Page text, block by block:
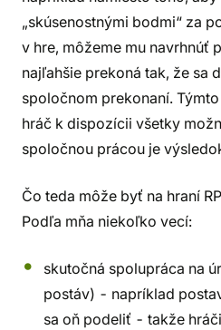
„skúsenostnými bodmi“ za
v hre, môžeme mu navrhnúť
najľahšie prekoná tak, že sa
spoločnom prekonaní.
hráč k dispozícii všetky
spoločnou prácou je
Čo teda môže byť na hraní
Podľa mňa niekoľko vecí:
skutočná spolupráca na
postáv) - napríklad
sa oň podeliť - takže